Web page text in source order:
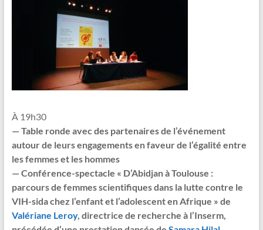
À 19h30
— Table ronde avec des partenaires de l’événement
autour de leurs engagements en faveur de l’égalité entre
les femmes et les hommes
— Conférence-spectacle « D’Abidjan à Toulouse :
parcours de femmes scientifiques dans la lutte contre le
VIH-sida chez l’enfant et l’adolescent en Afrique » de
Valériane Leroy, directrice de recherche à l’Inserm,